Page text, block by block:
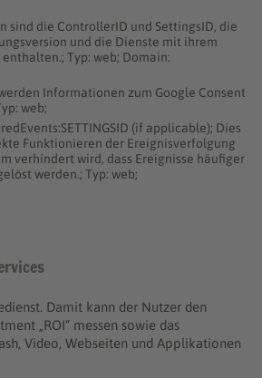
sind die ControllerID und SettingsID, die
und die Dienste mit ihrem
Typ: web; Domain:
Informationen zum Google Consent
web;
(if applicable); Dies
Funktionieren der Ereignisverfolgung
verhindert wird, dass Ereignisse häufiger
werden.; Typ: web;
Damit kann der Nutzer den
„ROI“ messen sowie das
Video, Webseiten und Applikationen